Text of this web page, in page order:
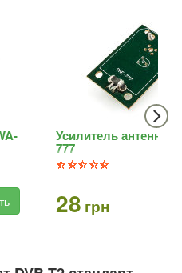
Усилитель антенный
777
28 грн